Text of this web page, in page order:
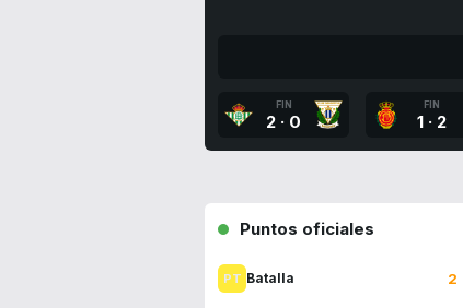
FIN
2 · 0
FIN
1 · 2
Puntos oficiales
Batalla 2